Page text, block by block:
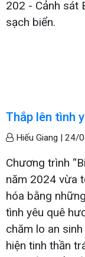
202 - Cảnh sát
sạch biển.
Thắp lên tình
Hiếu Giang | 24/
Chương trình
năm 2024 vừa
hóa bằng
tình yêu quê
chăm lo an
hiện tinh thần